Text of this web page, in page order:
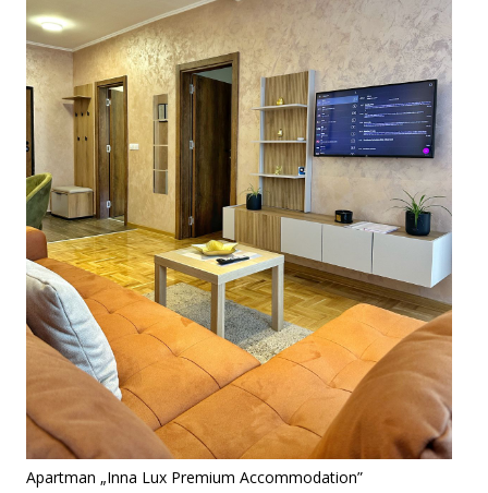
Apartman „Inna Lux Premium Accommodation”